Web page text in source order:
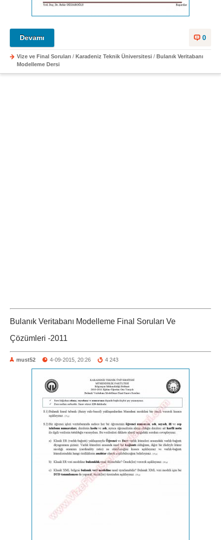
0
Devamı
Vize ve Final Soruları / Karadeniz Teknik Üniversitesi / Bulanık Veritabanı
Modelleme Dersi
Bulanık Veritabanı Modelleme Final Soruları Ve
Çözümleri -2011
must52 4-09-2015, 20:26 4 243